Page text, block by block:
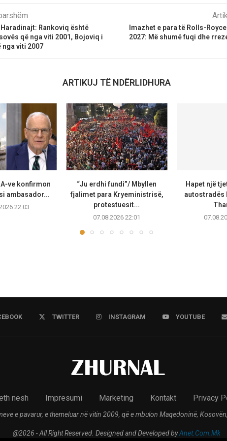
Rankoviq është
që nga viti 2001, Bojoviq i
viti 2007
Imazhet e para të Rolls-
2027: Më shumë fuqi dhe
ARTIKUJ TË NDËRLIDHURA
ve konfirmon
ambasador...
22:03
“Ju erdhi fundi”/ Mbyllen
fjalimet para Kryeministrisë,
protestuesit...
07.08.2026 22:01
Hapet një
autostradës
TWITTER INSTAGRAM YOUTUBE
nesh Impresumi Marketing Kontakt Privacy
e pavarur, e themeluar në vitin 2009, që e mbulon Maqedoninë,
@2026 - All Right Reserved. Designed and Developed byAnet.Com.Mk